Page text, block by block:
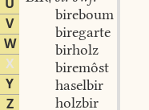
U
V
W
X
Y
Z
bireboum
biregarte
birholz
biremôst
haselbir
holzbir